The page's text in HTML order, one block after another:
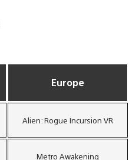
Europe
Alien: Rogue Incursion VR
Metro Awakening